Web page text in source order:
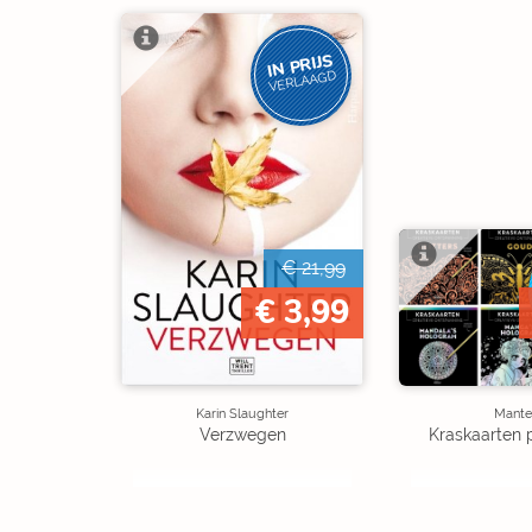
IN PRIJS
VERLAAGD
€ 21,99
€ 3,99
Karin Slaughter
Verzwegen Kraskaarten